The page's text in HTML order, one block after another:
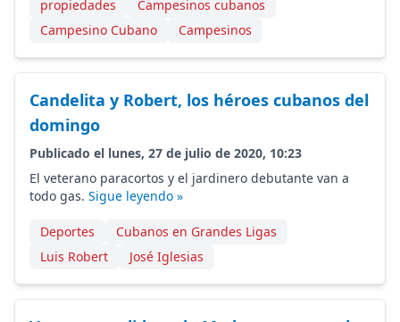
propiedades
Campesinos cubanos
Campesino Cubano
Campesinos
Candelita y Robert, los héroes cubanos del
domingo
Publicado el lunes, 27 de julio de 2020, 10:23
El veterano paracortos y el jardinero debutante van a
todo gas. Sigue leyendo »
Deportes
Cubanos en Grandes Ligas
Luis Robert
José Iglesias